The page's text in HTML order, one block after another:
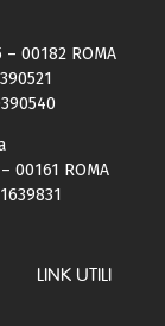
– 00182 ROMA
00161 ROMA
LINK UTILI